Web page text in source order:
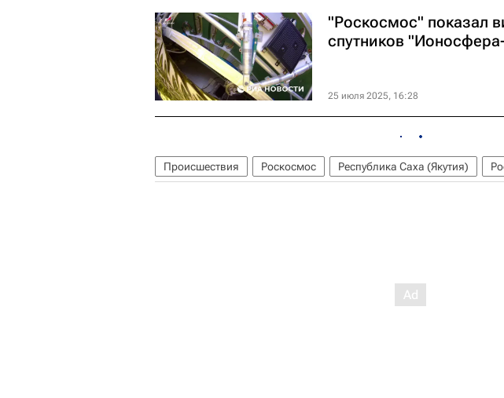
"Роскосмос" показал
спутников
25 июля 2025, 16:28
Происшествия Роскосмос Республика Саха (Якутия)